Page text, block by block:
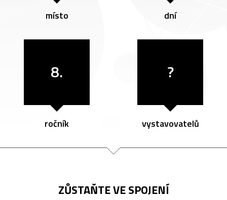
místo dní
8.
ročník
?
vystavovatelů
ZŮSTAŇTE VE SPOJENÍ